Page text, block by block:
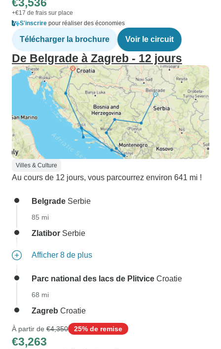
+€17 de frais sur place
S'inscrire pour réaliser des économies
Télécharger la brochure Voir le circuit
De Belgrade à Zagreb - 12 jours
Villes & Culture
Au cours de 12 jours, vous parcourrez environ 641 mi !
Belgrade Serbie
85 mi
Zlatibor Serbie
Afficher 8 de plus
Parc national des lacs de Plitvice Croatie
68 mi
Zagreb Croatie
À partir de €4,350 25% de remise
€3,263